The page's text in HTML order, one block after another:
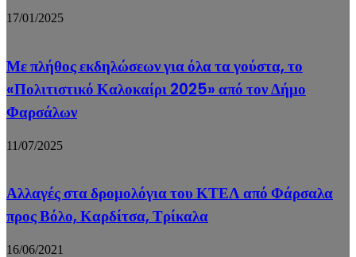
17/01/2025
Με πλήθος εκδηλώσεων για όλα τα γούστα, το
«Πολιτιστικό Καλοκαίρι 2025» από τον Δήμο
Φαρσάλων
11/07/2025
Αλλαγές στα δρομολόγια του ΚΤΕΛ από Φάρσαλα
προς Βόλο, Καρδίτσα, Τρίκαλα
16/06/2021